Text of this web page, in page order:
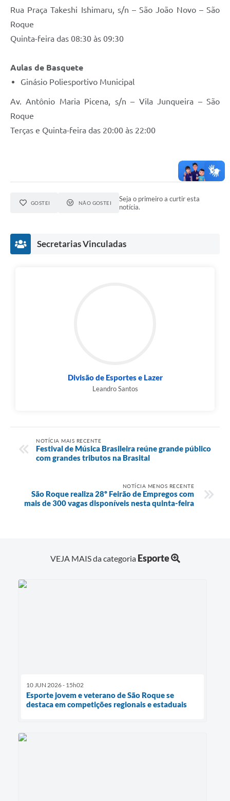
Rua Praça Takeshi Ishimaru, s/n – São João Novo – São
Roque
Quinta-feira das 08:30 às 09:30
Aulas de Basquete
Ginásio Poliesportivo Municipal
Av. Antônio Maria Picena, s/n – Vila Junqueira – São
Roque
Terças e Quinta-feira das 20:00 às 22:00
GOSTEI NÃO GOSTEI
Seja o primeiro a curtir esta
notícia.
Secretarias Vinculadas
Divisão de Esportes e Lazer
Leandro Santos
NOTÍCIA MAIS RECENTE
Festival de Música Brasileira reúne grande público
com grandes tributos na Brasital
NOTÍCIA MENOS RECENTE
São Roque realiza 28º Feirão de Empregos com
mais de 300 vagas disponíveis nesta quinta-feira
VEJA MAIS da categoria Esporte
10 JUN 2026 - 15h02
Esporte jovem e veterano de São Roque se
destaca em competições regionais e estaduais